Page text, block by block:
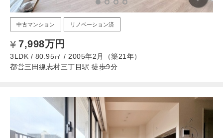
中古マンション リノベーション済
7,998万円
3LDK / 80.95㎡ / 2005年2月（築21年）
都営三田線志村三丁目駅 徒歩9分